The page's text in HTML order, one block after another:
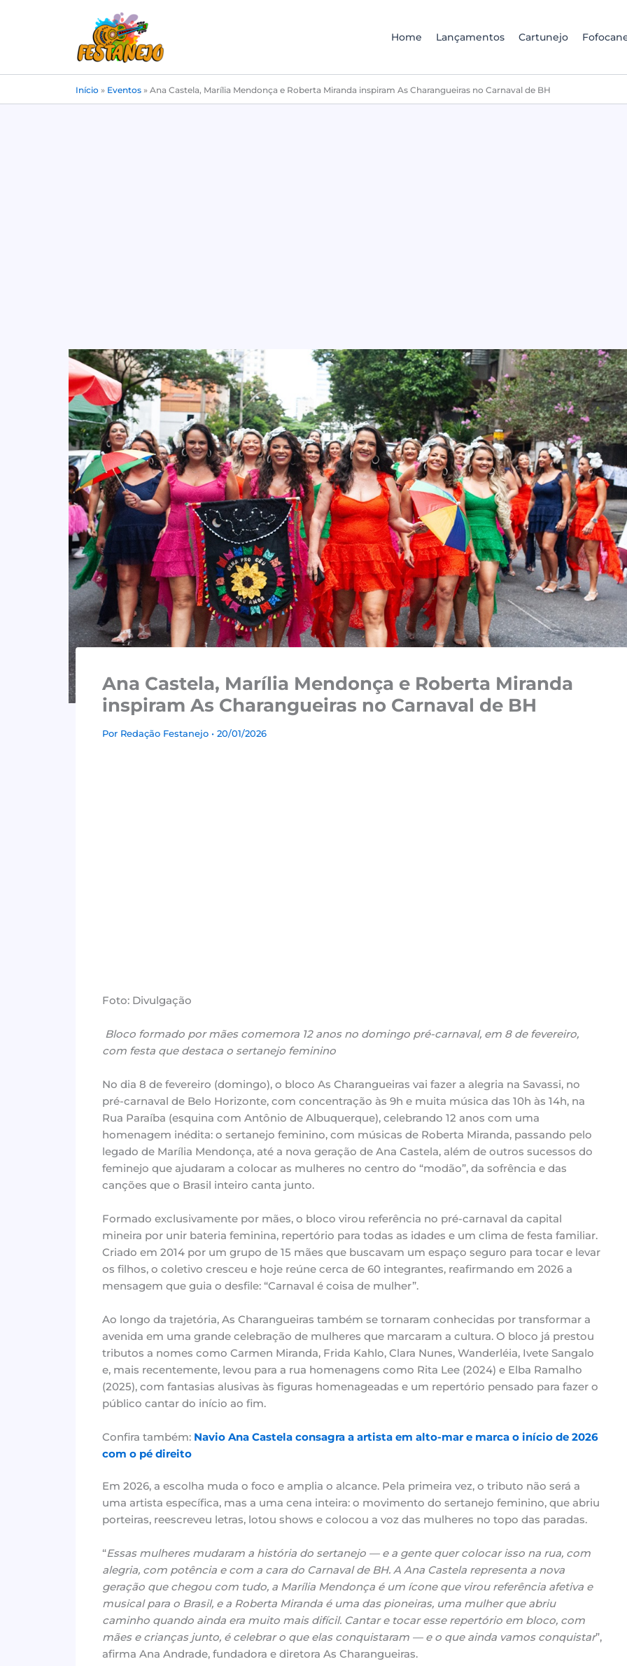
Home Lançamentos Cartunejo
Início » Eventos » Ana Castela, Marília Mendonça e Roberta Miranda inspiram As Charangueiras no Carnaval de BH
Ana Castela, Marília Mendonça e Roberta Miranda
inspiram As Charangueiras no Carnaval de BH
Por Redação Festanejo • 20/01/2026
Foto: Divulgação
Bloco formado por mães comemora 12 anos no domingo pré-carnaval, em 8 de fevereiro,
com festa que destaca o sertanejo feminino
No dia 8 de fevereiro (domingo), o bloco As Charangueiras vai fazer a alegria na Savassi, no
pré-carnaval de Belo Horizonte, com concentração às 9h e muita música das 10h às 14h, na
Rua Paraíba (esquina com Antônio de Albuquerque), celebrando 12 anos com uma
homenagem inédita: o sertanejo feminino, com músicas de Roberta Miranda, passando pelo
legado de Marília Mendonça, até a nova geração de Ana Castela, além de outros sucessos do
feminejo que ajudaram a colocar as mulheres no centro do “modão”, da sofrência e das
canções que o Brasil inteiro canta junto.
Formado exclusivamente por mães, o bloco virou referência no pré-carnaval da capital
mineira por unir bateria feminina, repertório para todas as idades e um clima de festa familiar.
Criado em 2014 por um grupo de 15 mães que buscavam um espaço seguro para tocar e levar
os filhos, o coletivo cresceu e hoje reúne cerca de 60 integrantes, reafirmando em 2026 a
mensagem que guia o desfile: “Carnaval é coisa de mulher”.
Ao longo da trajetória, As Charangueiras também se tornaram conhecidas por transformar a
avenida em uma grande celebração de mulheres que marcaram a cultura. O bloco já prestou
tributos a nomes como Carmen Miranda, Frida Kahlo, Clara Nunes, Wanderléia, Ivete Sangalo
e, mais recentemente, levou para a rua homenagens como Rita Lee (2024) e Elba Ramalho
(2025), com fantasias alusivas às figuras homenageadas e um repertório pensado para fazer o
público cantar do início ao fim.
Confira também: Navio Ana Castela consagra a artista em alto-mar e marca o início de 2026
com o pé direito
Em 2026, a escolha muda o foco e amplia o alcance. Pela primeira vez, o tributo não será a
uma artista específica, mas a uma cena inteira: o movimento do sertanejo feminino, que abriu
porteiras, reescreveu letras, lotou shows e colocou a voz das mulheres no topo das paradas.
“Essas mulheres mudaram a história do sertanejo — e a gente quer colocar isso na rua, com
alegria, com potência e com a cara do Carnaval de BH. A Ana Castela representa a nova
geração que chegou com tudo, a Marília Mendonça é um ícone que virou referência afetiva e
musical para o Brasil, e a Roberta Miranda é uma das pioneiras, uma mulher que abriu
caminho quando ainda era muito mais difícil. Cantar e tocar esse repertório em bloco, com
mães e crianças junto, é celebrar o que elas conquistaram — e o que ainda vamos conquistar”,
afirma Ana Andrade, fundadora e diretora As Charangueiras.